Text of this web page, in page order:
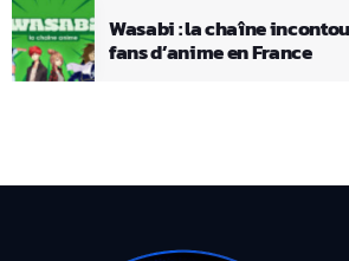
Wasabi : la chaîne
fans d’anime en France